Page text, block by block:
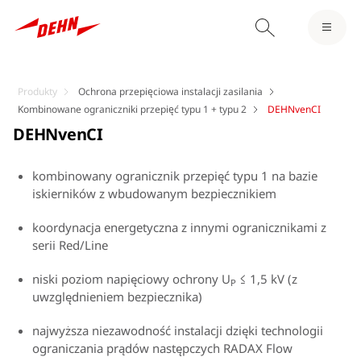
Produkty
Ochrona przepięciowa instalacji zasilania
Kombinowane ograniczniki przepięć typu 1 + typu 2
DEHNvenCI
DEHNvenCI
kombinowany ogranicznik przepięć typu 1 na bazie
iskierników z wbudowanym bezpiecznikiem
koordynacja energetyczna z innymi ogranicznikami z
serii Red/Line
niski poziom napięciowy ochrony UP ≤ 1,5 kV (z
uwzględnieniem bezpiecznika)
najwyższa niezawodność instalacji dzięki technologii
ograniczania prądów następczych RADAX Flow